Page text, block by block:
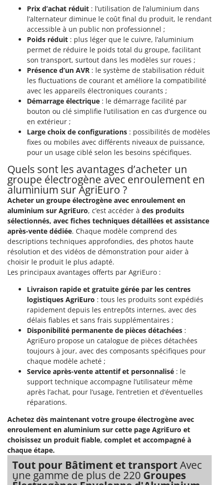
MAMMAMIA
Marcato
Marina Systems
Master
Mastercook
Masterpro
McCulloch
MCH
Michelin
Mille
Minox
Mockmill
More than chef
MOSA
MOVA
Mowox
MTD
N
New O.M.R.A.
Nilfisk
Ninja
Novatec
Novital
NuAir
NuovaFac
Officine Savioli
Oliviero
Olix
OMA
Omas
Ompagrill
Ooni
Prix d’achat réduit : l’utilisation de l’aluminium dans
l’alternateur diminue le coût final du produit, le rendant
accessible à un public non professionnel ;
Poids réduit : plus léger que le cuivre, l’aluminium
permet de réduire le poids total du groupe, facilitant
son transport, surtout dans les modèles sur roues ;
Présence d’un AVR : le système de stabilisation réduit
les fluctuations de courant et améliore la compatibilité
avec les appareils électroniques courants ;
Démarrage électrique : le démarrage facilité par
bouton ou clé simplifie l’utilisation en cas d’urgence ou
en extérieur ;
Large choix de configurations : possibilités de modèles
fixes ou mobiles avec différents niveaux de puissance,
pour un usage ciblé selon les besoins spécifiques.
Quels sont les avantages d’acheter un
groupe électrogène avec enroulement en
aluminium sur AgriEuro ?
Acheter un groupe électrogène avec enroulement en
aluminium sur AgriEuro, c’est accéder à des produits
sélectionnés, avec fiches techniques détaillées et assistance
après-vente dédiée. Chaque modèle comprend des
descriptions techniques approfondies, des photos haute
résolution et des vidéos de démonstration pour aider à
choisir le produit le plus adapté.
Les principaux avantages offerts par AgriEuro :
Livraison rapide et gratuite gérée par les centres
logistiques AgriEuro : tous les produits sont expédiés
rapidement depuis les entrepôts internes, avec des
délais fiables et sans frais supplémentaires ;
Disponibilité permanente de pièces détachées :
AgriEuro propose un catalogue de pièces détachées
toujours à jour, avec des composants spécifiques pour
chaque modèle acheté ;
Service après-vente attentif et personnalisé : le
support technique accompagne l’utilisateur même
après l’achat, pour l’usage, l’entretien et d’éventuelles
réparations.
Achetez dès maintenant votre groupe électrogène avec
enroulement en aluminium sur cette page AgriEuro et
choisissez un produit fiable, complet et accompagné à
chaque étape.
Tout pour Bâtiment et transportAvec
une gamme de plus de 220 Groupes